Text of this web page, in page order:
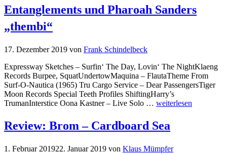
Entanglements und Pharoah Sanders
„thembi“
17. Dezember 2019 von Frank Schindelbeck
Expressway Sketches – Surfin‘ The Day, Lovin‘ The NightKlaeng
Records Burpee, SquatUndertowMaquina – FlautaTheme From
Surf-O-Nautica (1965) Tru Cargo Service – Dear PassengersTiger
Moon Records Special Teeth Profiles ShiftingHarry’s
TrumanInterstice Oona Kastner – Live Solo … weiterlesen
Review: Brom – Cardboard Sea
1. Februar 201922. Januar 2019 von Klaus Mümpfer